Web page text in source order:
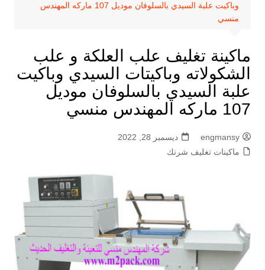
وباكيت علبة السيدي بالسلوفان موديل 107 ماركه المهندس
منسي
ماكينة تغليف علب العلكة و علب
الشكولاته وباكيتات السيدي وباكيت
علبة السيدي بالسلوفان موديل
107 ماركه المهندس منسي
engmansy
ديسمبر 28, 2022
ماكينات تغليف شرنك